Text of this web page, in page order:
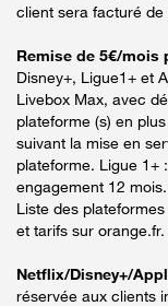
client sera facturé
Remise de 5€/mois
Disney+, Ligue1+ et
Livebox Max, avec
plateforme (s) en
suivant la mise en
plateforme. Ligue 1+
engagement 12
Liste des
et tarifs sur
Netflix/Disney+/
réservée aux clients